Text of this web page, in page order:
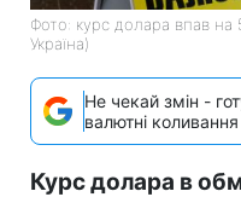
Фото: курс долара впав на
Україна)
Не чекай змін -
валютні коливання
Курс долара в